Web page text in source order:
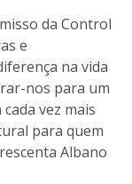
da Control
e
na vida
nos para um
vez mais
para quem
Albano